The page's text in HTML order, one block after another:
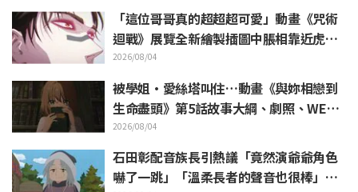
「這位哥哥真的超超超可愛」動畫《咒術
迴戰》展覽全新繪製插圖中脹相靠近虎杖
悠仁 粉絲無比喜悅
2026/08/04
被學姐·愛絲塔叫住…動畫《與妳相戀到
生命盡頭》第5話故事大綱、劇照、WEB
預告、單集海報公開
2026/08/04
石田彰配音族長引熱議「竟然演爺爺角色
嚇了一跳」「溫柔長者的聲音也很棒」動